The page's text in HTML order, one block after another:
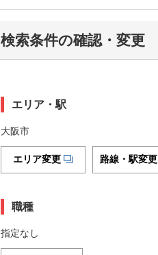
検索条件の確認・変更
エリア・駅
大阪市
エリア変更 路線・駅変更
職種
指定なし